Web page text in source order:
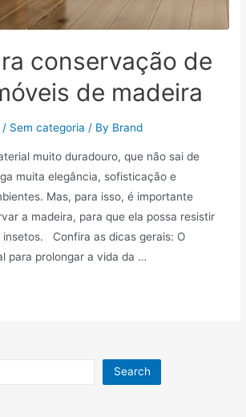
conservação de
de madeira
/ Sem categoria / By Brand
muito duradouro, que não sai de
muita elegância, sofisticação e
Mas, para isso, é importante
a madeira, para que ela possa resistir
insetos. Confira as dicas gerais: O
para prolongar a vida da …
Search